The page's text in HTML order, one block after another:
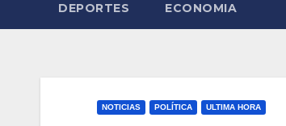
DEPORTES ECONOMIA
NOTICIAS POLÍTICA ULTIMA HORA